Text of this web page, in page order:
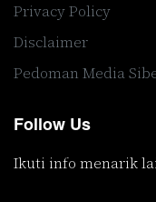
Privacy Policy
Disclaimer
Pedoman Media
Follow Us
Ikuti info menarik